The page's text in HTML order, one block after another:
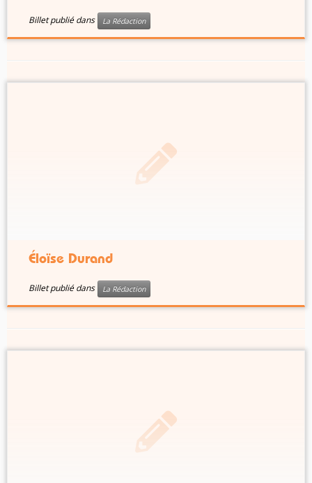
Billet publié dans La Rédaction
Éloïse Durand
Billet publié dans La Rédaction